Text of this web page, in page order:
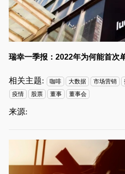
瑞幸一季报：2022年为何能首次
相关主题: 咖啡 大数据 市场营销
疫情
股票 董事 董事会
来源: